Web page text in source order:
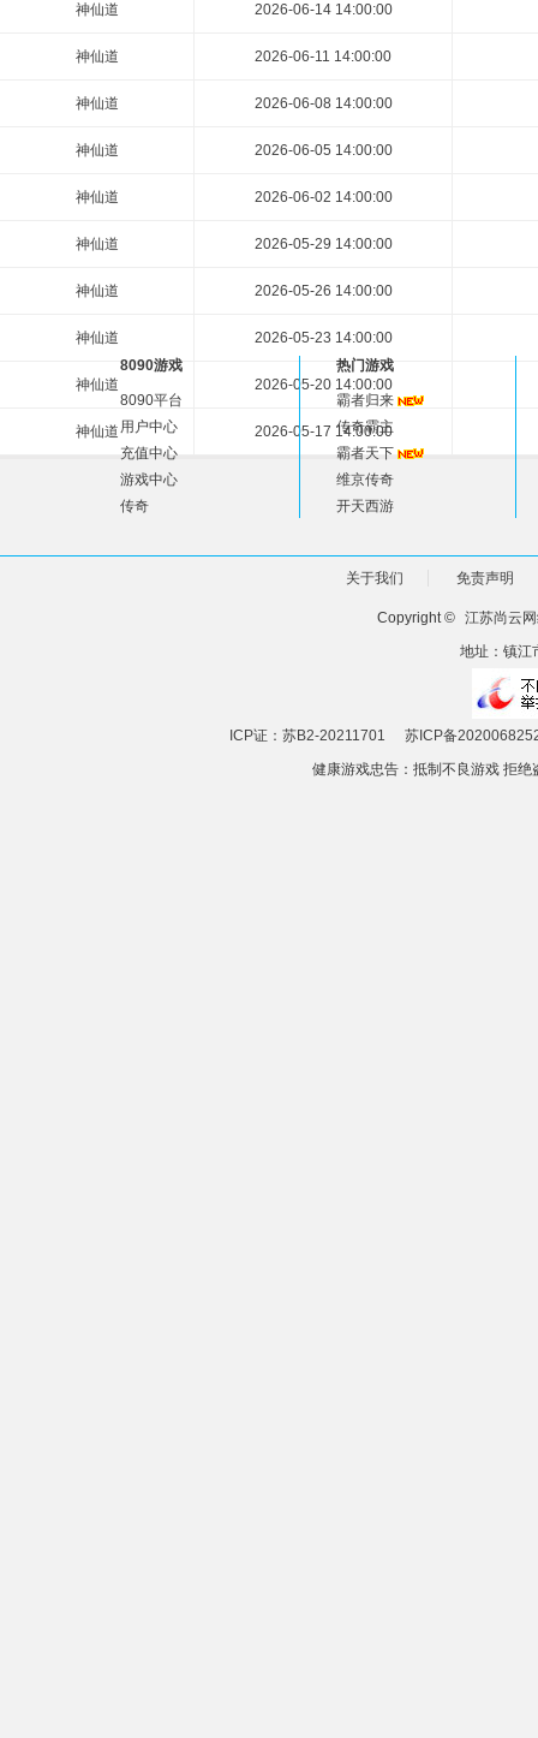
神仙道 2026-06-14 14:00:00
神仙道 2026-06-11 14:00:00
神仙道 2026-06-08 14:00:00
神仙道 2026-06-05 14:00:00
神仙道 2026-06-02 14:00:00
神仙道 2026-05-29 14:00:00
神仙道 2026-05-26 14:00:00
神仙道 2026-05-23 14:00:00
神仙道 2026-05-20 14:00:00
神仙道 2026-05-17 14:00:00
8090游戏
8090平台
用户中心
充值中心
游戏中心
传奇
热门游戏
霸者归来
传奇霸主
霸者天下
维京传奇
开天西游
关于我们 免责声明
Copyright © 江苏尚云
地址：镇江
ICP证：苏B2-20211701
苏ICP备
健康游戏忠告：抵制不良游戏 拒